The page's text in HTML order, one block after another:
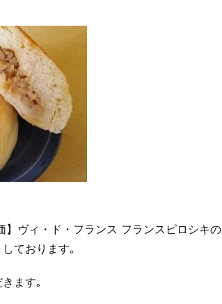
】ヴィ・ド・フランス フランスピロシキの
ております｡
ます｡